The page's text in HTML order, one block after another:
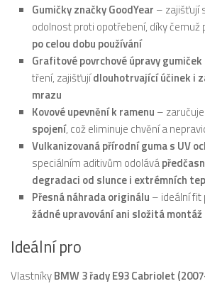
Gumičky značky GoodYear – zajišťují
odolnost proti opotřebení, díky čemuž
po celou dobu používání
Grafitové povrchové úpravy gumiček
tření, zajišťujídlouhotrvající účinek i
mrazu
Kovové upevnění k ramenu – zaručuje
spojení, což eliminuje chvění a
Vulkanizovaná přírodní guma s UV
speciálním aditivům odolává
degradaci od slunce i extrémních
Přesná náhrada originálu – ideální fit
žádné upravování ani složitá montáž
Ideální pro
VlastníkyBMW 3 řady E93 Cabriolet